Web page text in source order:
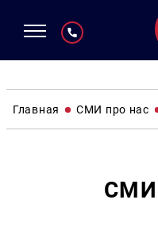
Главная СМИ про нас
СМИ